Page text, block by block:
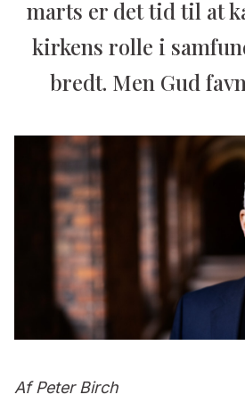
marts er det tid til at
kirkens rolle i
bredt. Men Gud
Af Peter Birch